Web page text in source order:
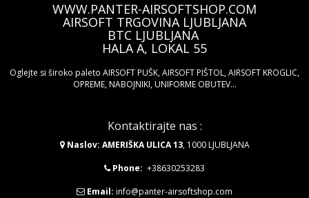
WWW.PANTER-AIRSOFTSHOP.COM
AIRSOFT TRGOVINA LJUBLJANA
BTC LJUBLJANA
HALA A, LOKAL 55
Oglejte si široko paleto AIRSOFT PUŠK, AIRSOFT PIŠTOL, AIRSOFT KROGLIC,
OPREME, NABOJNIKI, UNIFORME OBUTEV...
Kontaktirajte nas :
Naslov: AMERIŠKA ULICA 13, 1000 LJUBLJANA
Phone: +38630253283
Email: info@panter-airsoftshop.com